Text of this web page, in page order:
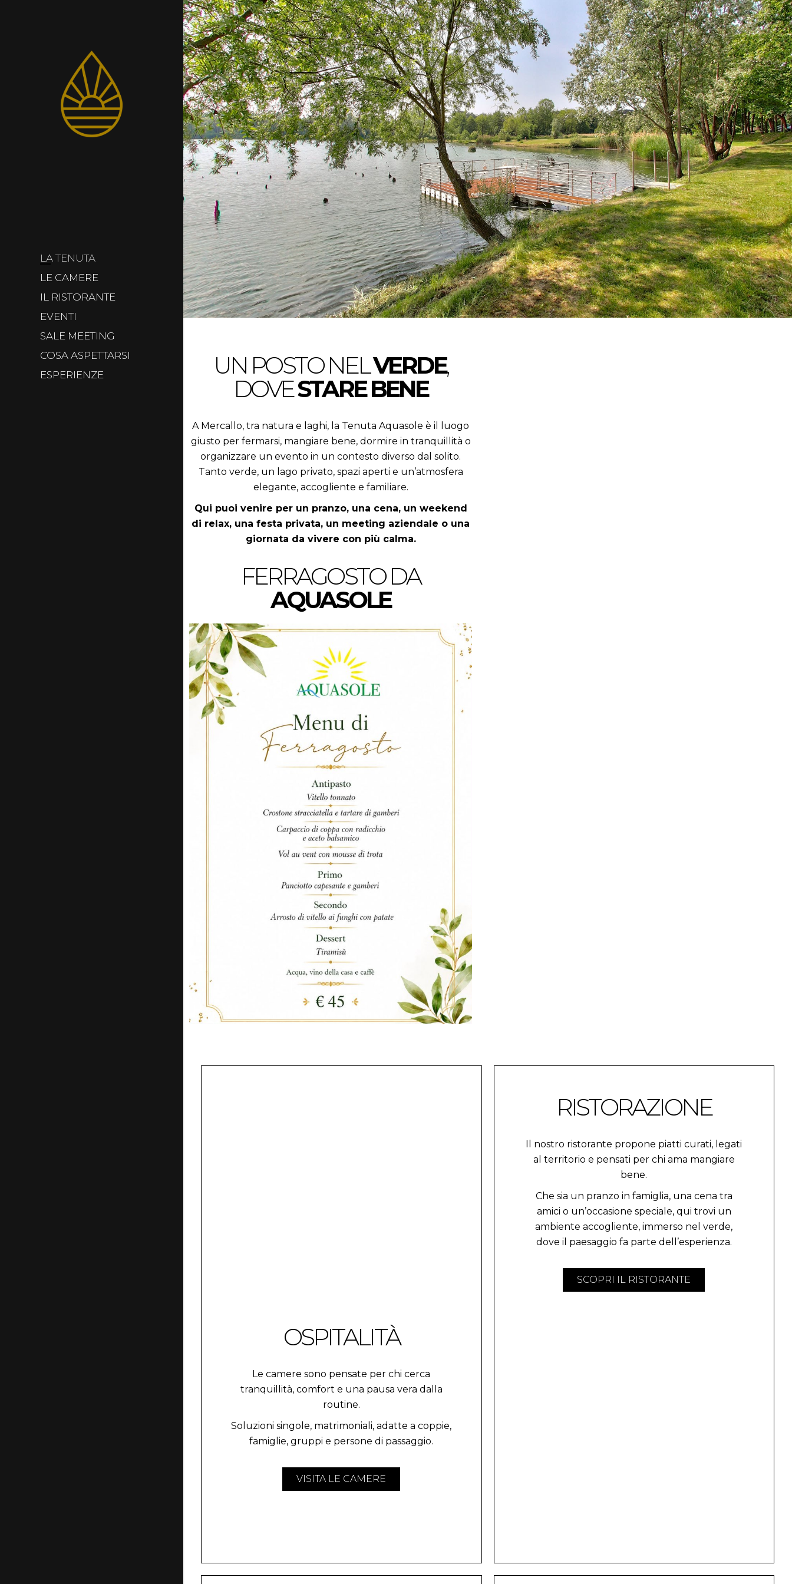
LA TENUTA
LE CAMERE
IL RISTORANTE
EVENTI
SALE MEETING
COSA ASPETTARSI
ESPERIENZE
UN POSTO NELVERDE,
DOVESTARE BENE
A Mercallo, tra natura e laghi, la Tenuta Aquasole è il luogo
giusto per fermarsi, mangiare bene, dormire in tranquillità o
organizzare un evento in un contesto diverso dal solito.
Tanto verde, un lago privato, spazi aperti e un’atmosfera
elegante, accogliente e familiare.
Qui puoi venire per un pranzo, una cena, un weekend
di relax, una festa privata, un meeting aziendale o una
giornata da vivere con più calma.
FERRAGOSTO DA
AQUASOLE
OSPITALITÀ
Le camere sono pensate per chi cerca
tranquillità, comfort e una pausa vera dalla
routine.
Soluzioni singole, matrimoniali, adatte a coppie,
famiglie, gruppi e persone di passaggio.
VISITA LE CAMERE
RISTORAZIONE
Il nostro ristorante propone piatti curati, legati
al territorio e pensati per chi ama mangiare
bene.
Che sia un pranzo in famiglia, una cena tra
amici o un’occasione speciale, qui trovi un
ambiente accogliente, immerso nel verde,
dove il paesaggio fa parte dell’esperienza.
SCOPRI IL RISTORANTE